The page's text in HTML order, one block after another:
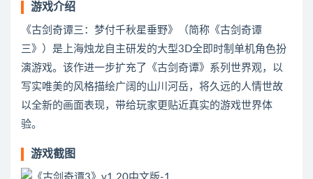
游戏介绍
《古剑奇谭三：梦付千秋星垂野》（简称《古剑奇谭
三》）是上海烛龙自主研发的大型3D全即时制单机角色扮
演游戏。该作进一步扩充了《古剑奇谭》系列世界观，以
写实唯美的风格描绘广阔的山川河岳，将久远的人情世故
以全新的画面表现，带给玩家更贴近真实的游戏世界体
验。
游戏截图